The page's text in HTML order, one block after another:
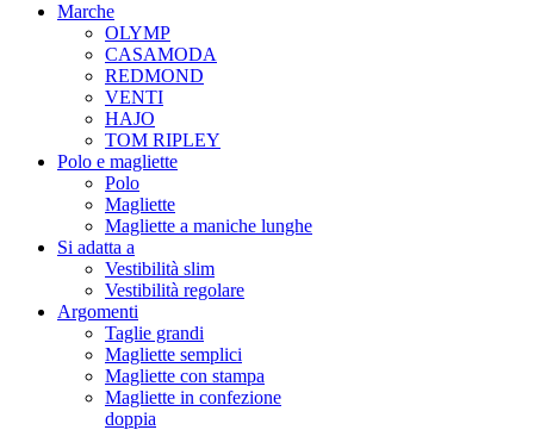
Marche
OLYMP
CASAMODA
REDMOND
VENTI
HAJO
TOM RIPLEY
Polo e magliette
Polo
Magliette
Magliette a maniche lunghe
Si adatta a
Vestibilità slim
Vestibilità regolare
Argomenti
Taglie grandi
Magliette semplici
Magliette con stampa
Magliette in confezione
doppia